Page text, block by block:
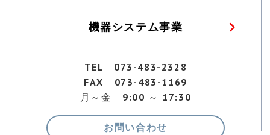
機器システム事業
TEL 073-483-2328
FAX 073-483-1169
月～金 9:00 ～ 17:30
お問い合わせ